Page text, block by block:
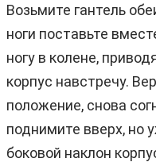
Возьмите гантель
ноги поставьте
ногу в колене,
корпус навстречу.
положение, снова
поднимите вверх, но
боковой наклон